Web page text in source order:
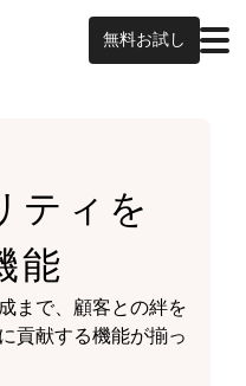
無料お試し
ティを
能
まで、 顧客との絆を
貢献する機能が揃っ